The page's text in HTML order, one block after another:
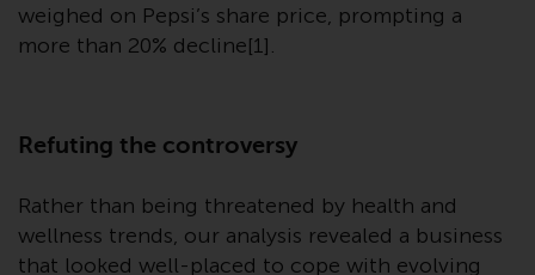
Informationen für Anleger in der
Schweiz
folgenden Seiten beziehen sich
auf ausländische Organismen für
kollektive Kapitalanlagen, die von
weighed on Pepsi’s share price, prompting a
more than 20% decline[1].
Refuting the controversy
Rather than being threatened by health and
wellness trends, our analysis revealed a business
that looked well-placed to cope with evolving